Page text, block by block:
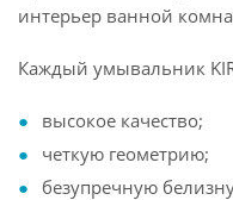
интерьер ванной
Каждый умывальник
высокое качество;
четкую геометрию;
безупречную